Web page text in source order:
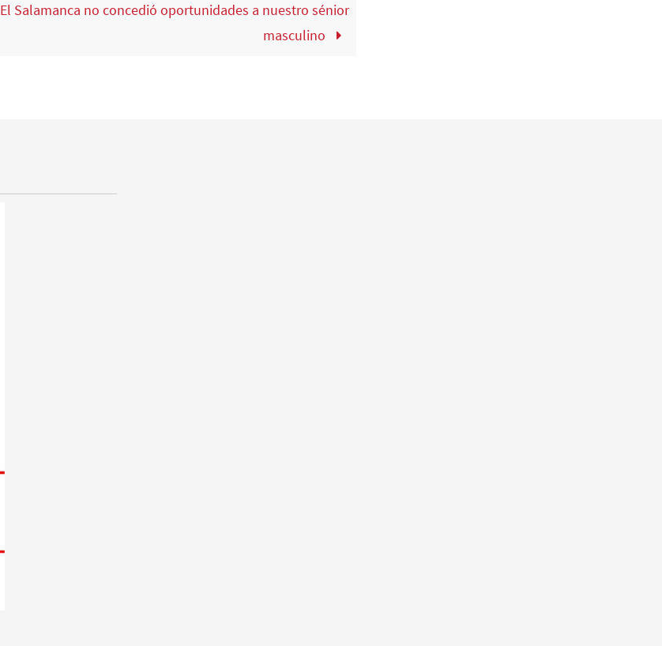
El Salamanca no concedió oportunidades a nuestro sénior
masculino